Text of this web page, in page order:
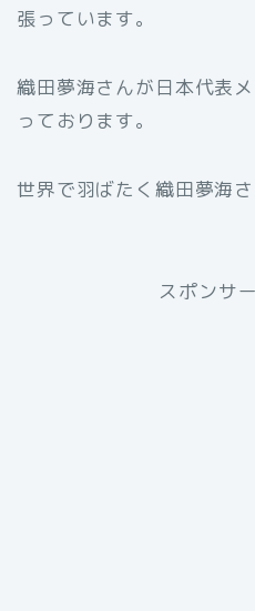
張っています。
織田夢海さんが日本代表
っております。
世界で羽ばたく織田夢海
スポンサ